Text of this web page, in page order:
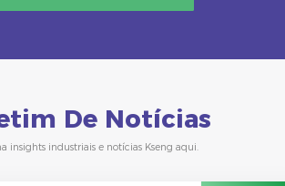
De Notícias
insights industriais e notícias Kseng aqui.